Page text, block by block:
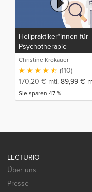
Heilpraktiker*innen für
Psychotherapie
Christine Krokauer
(110)
170,20€mtl. 89,99 €
Sie sparen 47 %
LECTURIO
Über uns
Presse